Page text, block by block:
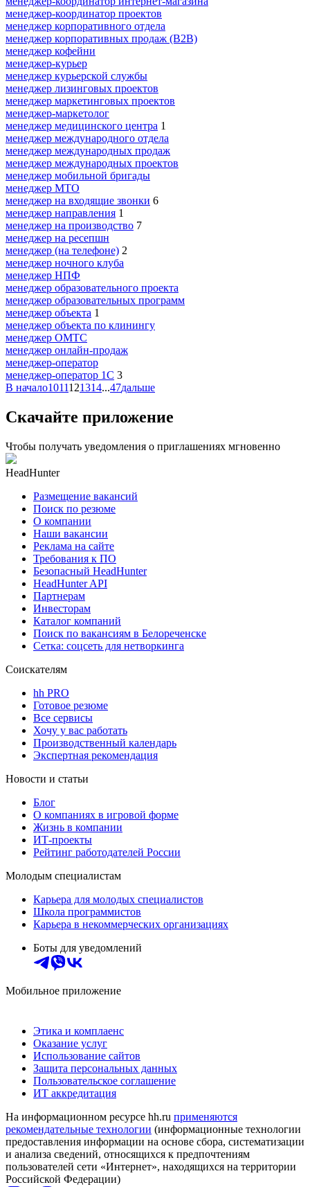
менеджер-координатор проектов
менеджер корпоративного отдела
менеджер корпоративных продаж (B2B)
менеджер кофейни
менеджер-курьер
менеджер курьерской службы
менеджер лизинговых проектов
менеджер маркетинговых проектов
менеджер-маркетолог
менеджер медицинского центра 1
менеджер международного отдела
менеджер международных продаж
менеджер международных проектов
менеджер мобильной бригады
менеджер МТО
менеджер на входящие звонки 6
менеджер направления 1
менеджер на производство 7
менеджер на ресепшн
менеджер (на телефоне) 2
менеджер ночного клуба
менеджер НПФ
менеджер образовательного проекта
менеджер образовательных программ
менеджер объекта 1
менеджер объекта по клинингу
менеджер ОМТС
менеджер онлайн-продаж
менеджер-оператор
менеджер-оператор 1С 3
В начало1011121314...47дальше
Скачайте приложение
Чтобы получать уведомления о приглашениях мгновенно
HeadHunter
Размещение вакансий
Поиск по резюме
О компании
Наши вакансии
Реклама на сайте
Требования к ПО
Безопасный HeadHunter
HeadHunter API
Партнерам
Инвесторам
Каталог компаний
Поиск по вакансиям в Белореченске
Сетка: соцсеть для нетворкинга
Соискателям
hh PRO
Готовое резюме
Все сервисы
Хочу у вас работать
Производственный календарь
Экспертная рекомендация
Новости и статьи
Блог
О компаниях в игровой форме
Жизнь в компании
ИТ-проекты
Рейтинг работодателей России
Молодым специалистам
Карьера для молодых специалистов
Школа программистов
Карьера в некоммерческих организациях
Боты для уведомлений
Мобильное приложение
Этика и комплаенс
Оказание услуг
Использование сайтов
Защита персональных данных
Пользовательское соглашение
ИТ аккредитация
На информационном ресурсе hh.ru применяются
рекомендательные технологии (информационные технологии
предоставления информации на основе сбора, систематизации
и анализа сведений, относящихся к предпочтениям
пользователей сети «Интернет», находящихся на территории
Российской Федерации)